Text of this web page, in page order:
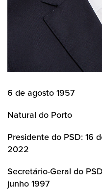
6 de agosto 1957
Natural do Porto
Presidente do PSD: 16
2022
Secretário-Geral do
junho 1997